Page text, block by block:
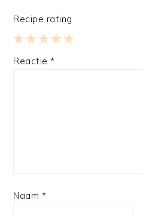
Recipe rating
4
3
2
1
Reactie*
Naam *